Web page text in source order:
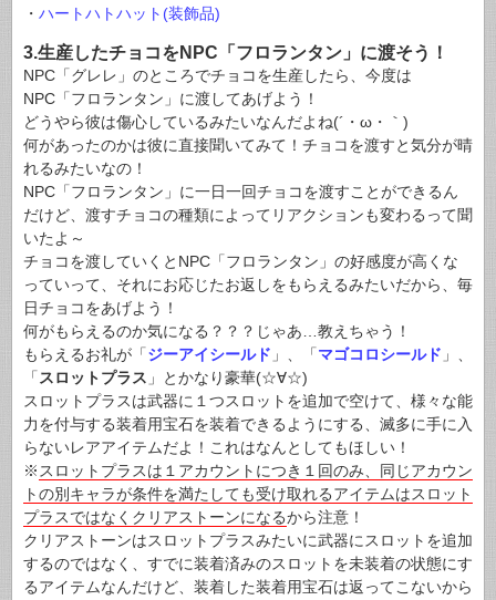
・ ハートハトハット(装飾品)
3.生産したチョコをNPC「フロランタン」に渡そう！
NPC「グレレ」のところでチョコを生産したら、今度は
NPC「フロランタン」に渡してあげよう！
どうやら彼は傷心しているみたいなんだよね(´・ω・｀)
何があったのかは彼に直接聞いてみて！チョコを渡すと気分が晴
れるみたいなの！
NPC「フロランタン」に一日一回チョコを渡すことができるん
だけど、渡すチョコの種類によってリアクションも変わるって聞
いたよ～
チョコを渡していくとNPC「フロランタン」の好感度が高くな
っていって、それにお応じたお返しをもらえるみたいだから、毎
日チョコをあげよう！
何がもらえるのか気になる？？？じゃあ…教えちゃう！
もらえるお礼が「ジーアイシールド 」、「マゴコロシールド 」、
「 スロットプラス 」とかなり豪華(☆∀☆)
スロットプラスは武器に１つスロットを追加で空けて、様々な能
力を付与する装着用宝石を装着できるようにする、滅多に手に入
らないレアアイテムだよ！これはなんとしてもほしい！
※ スロットプラスは１アカウントにつき１回のみ、同じアカウン
トの別キャラが条件を満たしても受け取れるアイテムはスロット
プラスではなくクリアストーンになるから注意！
クリアストーンはスロットプラスみたいに武器にスロットを追加
するのではなく、すでに装着済みのスロットを未装着の状態にす
るアイテムなんだけど、装着した装着用宝石は返ってこないから